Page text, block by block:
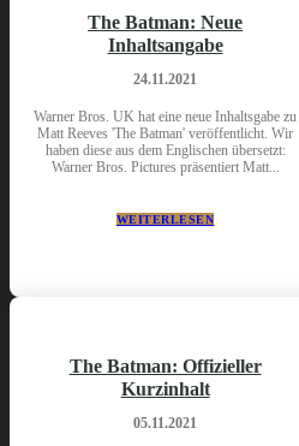
The Batman: Neue
Inhaltsangabe
24.11.2021
Warner Bros. UK hat eine neue Inhaltsgabe zu
Matt Reeves 'The Batman' veröffentlicht. Wir
haben diese aus dem Englischen übersetzt:
Warner Bros. Pictures präsentiert Matt...
WEITERLESEN
The Batman: Offizieller
Kurzinhalt
05.11.2021